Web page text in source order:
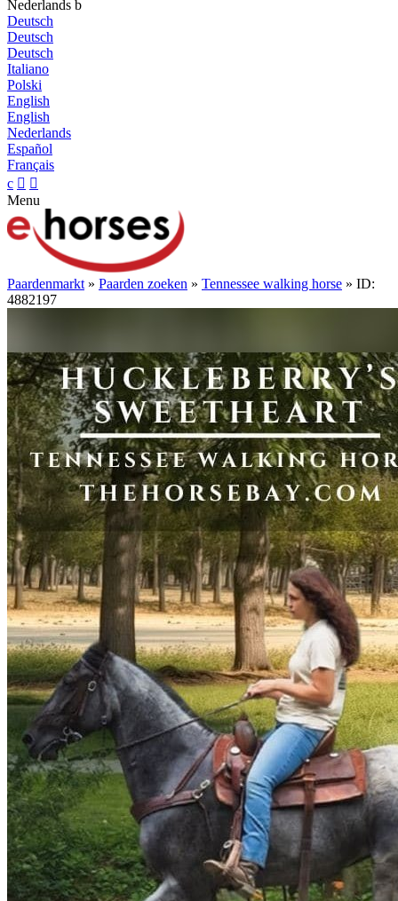
Nederlands b
Deutsch
Deutsch
Deutsch
Italiano
Polski
English
English
Nederlands
Español
Français
c  
Menu
Paardenmarkt » Paarden zoeken » Tennessee walking horse » ID:
4882197